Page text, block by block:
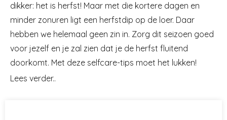
dikker: het is herfst! Maar met die kortere dagen en
minder zonuren ligt een herfstdip op de loer. Daar
hebben we helemaal geen zin in. Zorg dit seizoen goed
voor jezelf en je zal zien dat je de herfst fluitend
doorkomt. Met deze selfcare-tips moet het lukken!
Lees verder..